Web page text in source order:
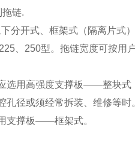
拖链.
分开式、框架式（隔离片式）
、250型。拖链宽度可按用
选用高强度支撑板——整块式
孔径或须经常拆装、维修等
支撑板——框架式。